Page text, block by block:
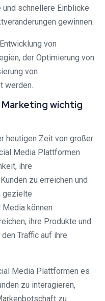
schnellere Einblicke
gewinnen.
von
der Optimierung von
von
werden.
Marketing wichtig
heutigen Zeit von großer
Media Plattformen
ihre
zu erreichen und
gezielte
Media können
ihre Produkte und
Traffic auf ihre
Media Plattformen es
zu interagieren,
zu